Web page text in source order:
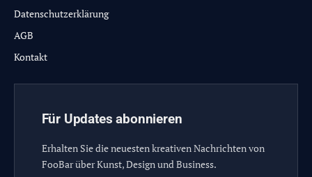
Datenschutzerklärung
AGB
Kontakt
Für Updates abonnieren
Erhalten Sie die neuesten kreativen Nachrichten von
FooBar über Kunst, Design und Business.